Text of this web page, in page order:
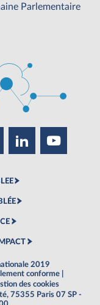
Parlementaire
2019
conforme
des cookies
75355 Paris 07 SP -